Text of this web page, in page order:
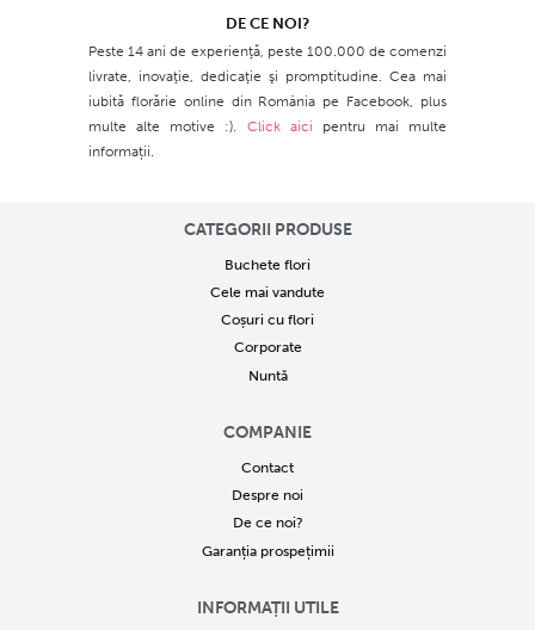
DE CE NOI?
Peste 14 ani de experienţă, peste 100.000 de comenzi
livrate, inovaţie, dedicaţie şi promptitudine. Cea mai
iubită florărie online din România pe Facebook, plus
multe alte motive :). Click aici pentru mai multe
informații.
CATEGORII PRODUSE
Buchete flori
Cele mai vandute
Coșuri cu flori
Corporate
Nuntă
COMPANIE
Contact
Despre noi
De ce noi?
Garanția prospețimii
INFORMAȚII UTILE